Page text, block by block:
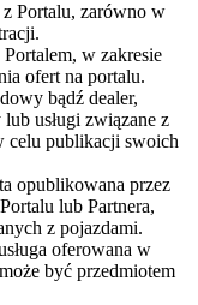
Portalu, zarówno w
w zakresie
ofert na portalu.
bądź dealer,
usługi związane z
celu publikacji swoich
opublikowana przez
lub Partnera,
z pojazdami.
oferowana w
być przedmiotem